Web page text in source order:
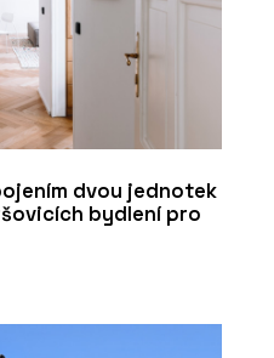
dvou jednotek
bydlení pro